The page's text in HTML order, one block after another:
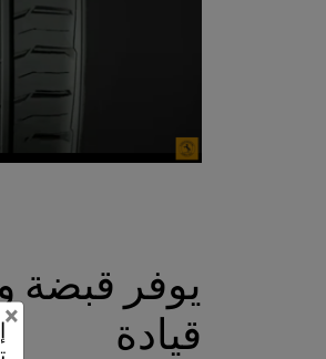
يوفر قبضة
قيادة
×